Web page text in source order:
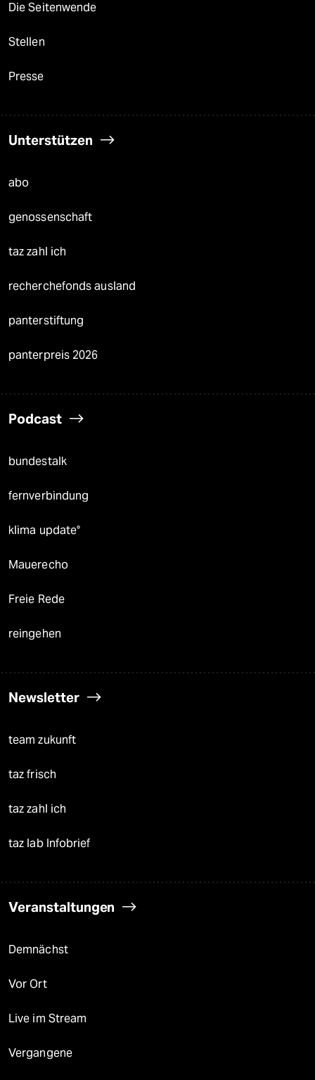
Die Seitenwende
Stellen
Presse
Unterstützen
abo
genossenschaft
taz zahl ich
recherchefonds ausland
panterstiftung
panterpreis 2026
Podcast
bundestalk
fernverbindung
klima update°
Mauerecho
Freie Rede
reingehen
Newsletter
team zukunft
taz frisch
taz zahl ich
taz lab Infobrief
Veranstaltungen
Demnächst
Vor Ort
Live im Stream
Vergangene